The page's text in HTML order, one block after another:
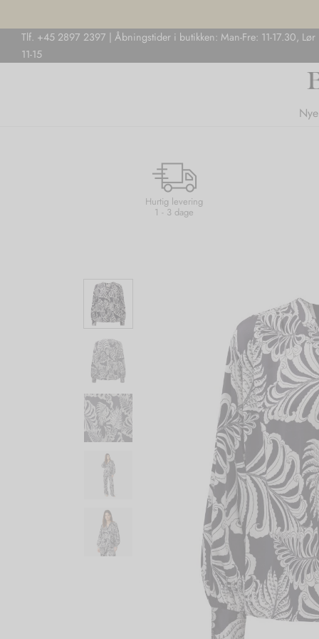
Tlf. +45 2897 2397 | Åbningstider i butikken: Man-Fre: 11-17.30, Lør
11-15
Hurtig levering
1 - 3 dage